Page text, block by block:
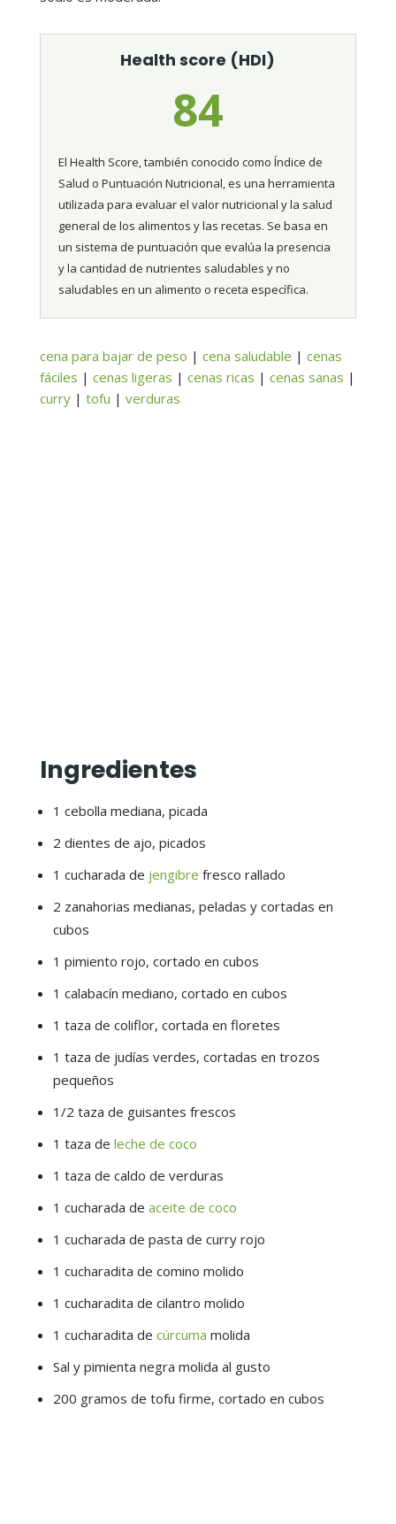
Health score (HDI)
84
El Health Score, también conocido como Índice de
Salud o Puntuación Nutricional, es una herramienta
utilizada para evaluar el valor nutricional y la salud
general de los alimentos y las recetas. Se basa en
un sistema de puntuación que evalúa la presencia
y la cantidad de nutrientes saludables y no
saludables en un alimento o receta específica.
cena para bajar de peso | cena saludable | cenas
fáciles | cenas ligeras | cenas ricas | cenas sanas |
curry| tofu | verduras
Ingredientes
1 cebolla mediana, picada
2 dientes de ajo, picados
1 cucharada de jengibre fresco rallado
2 zanahorias medianas, peladas y cortadas en
cubos
1 pimiento rojo, cortado en cubos
1 calabacín mediano, cortado en cubos
1 taza de coliflor, cortada en floretes
1 taza de judías verdes, cortadas en trozos
pequeños
1/2 taza de guisantes frescos
1 taza de leche de coco
1 taza de caldo de verduras
1 cucharada de aceite de coco
1 cucharada de pasta de curry rojo
1 cucharadita de comino molido
1 cucharadita de cilantro molido
1 cucharadita de cúrcuma molida
Sal y pimienta negra molida al gusto
200 gramos de tofu firme, cortado en cubos